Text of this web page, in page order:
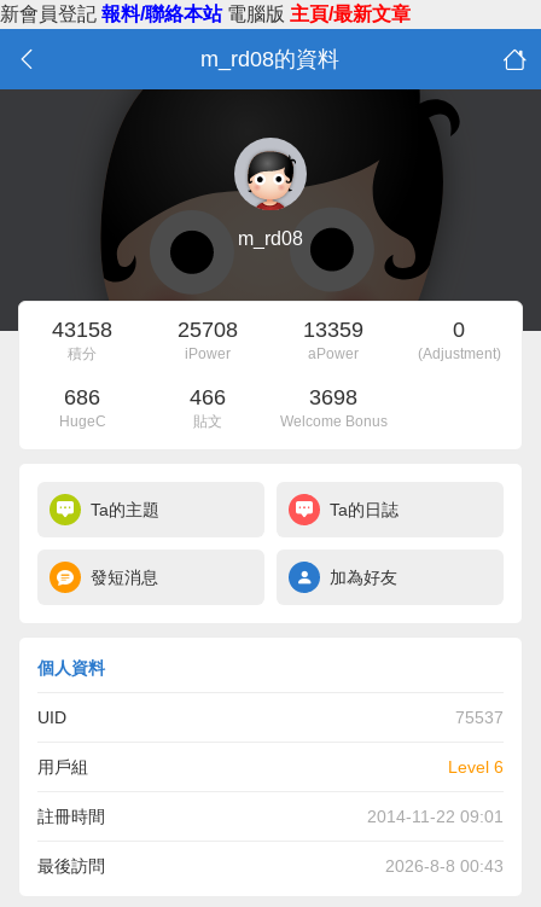
新會員登記 報料/聯絡本站 電腦版 主頁/最新文章
m_rd08的資料
m_rd08
43158
積分
25708
iPower
13359
aPower
0
(Adjustment)
686
HugeC
466
貼文
3698
Welcome Bonus
Ta的主題 Ta的日誌
發短消息 加為好友
個人資料
UID 75537
用戶組 Level 6
註冊時間 2014-11-22 09:01
最後訪問 2026-8-8 00:43